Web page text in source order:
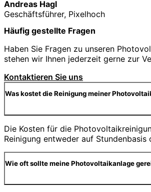
Andreas Hagl
Geschäftsführer, Pixelhoch
Häufig gestellte Fragen
Haben Sie Fragen zu unseren
stehen wir Ihnen jederzeit gerne zur
Kontaktieren Sie uns
Was kostet die Reinigung meiner
Die Kosten für die
Reinigung entweder auf
Wie oft sollte meine Photovoltaikanlage